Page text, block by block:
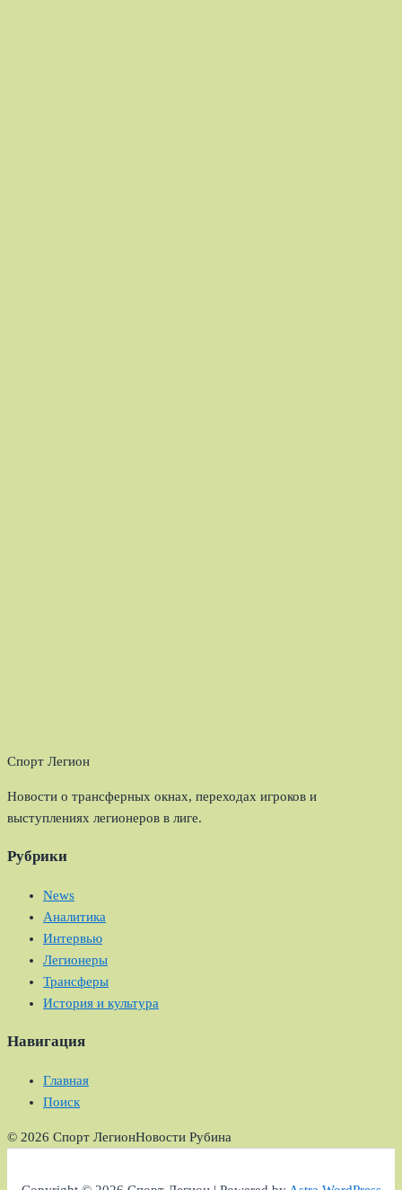
Спорт Легион
Новости о трансферных окнах, переходах игроков и
выступлениях легионеров в лиге.
Рубрики
News
Аналитика
Интервью
Легионеры
Трансферы
История и культура
Навигация
Главная
Поиск
© 2026 Спорт ЛегионНовости Рубина